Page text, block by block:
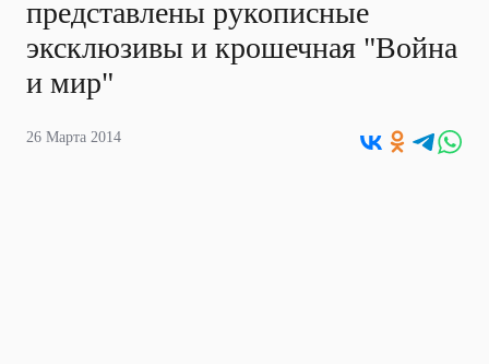
представлены рукописные
эксклюзивы и крошечная "Война
и мир"
26 Марта 2014